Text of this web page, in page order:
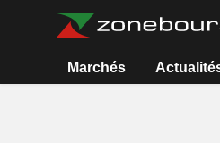
Marchés